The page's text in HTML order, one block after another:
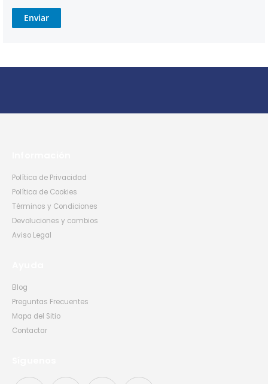
Enviar
Política de Privacidad
Política de Cookies
Términos y Condiciones
Devoluciones y cambios
Aviso Legal
Blog
Preguntas Frecuentes
Mapa del Sitio
Contactar